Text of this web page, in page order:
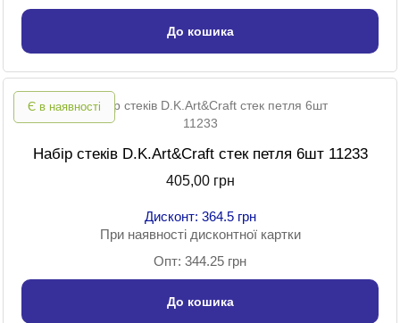
До кошика
Є в наявності
Набір стеків D.K.Art&Craft стек петля 6шт 11233
405,00 грн
Дисконт: 364.5 грн
При наявності дисконтної картки
Опт: 344.25 грн
До кошика